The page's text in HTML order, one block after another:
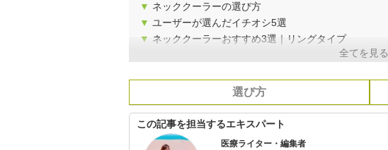
▼ ネッククーラーの選び方
▼ ユーザーが選んだイチオシ5選
▼ ネッククーラーおすすめ3選｜リングタイプ
全てを見る
選び方
この記事を担当するエキスパート
医療ライター・編集者